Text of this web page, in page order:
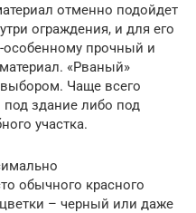
отменно подойдет
ограждения, и для его
прочный и
«Рваный»
Чаще всего
под здание либо под
участка.
обычного красного
– черный или даже